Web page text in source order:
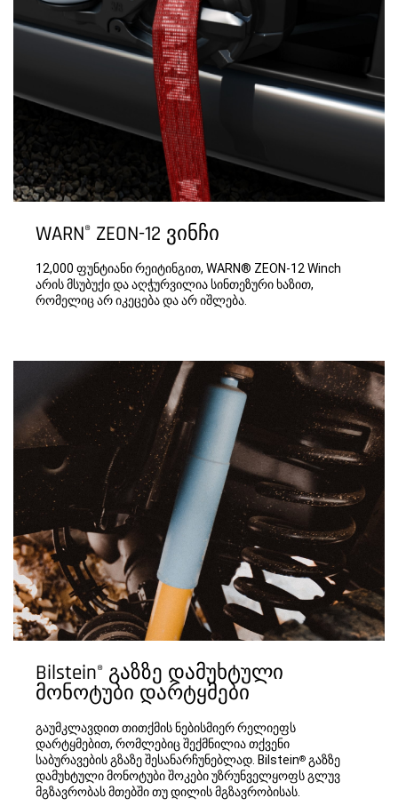
WARN® ZEON-12 ვინჩი
12,000 ფუნტიანი რეიტინგით, WARN® ZEON-12 Winch
არის მსუბუქი და აღჭურვილია სინთეზური ხაზით,
რომელიც არ იკეცება და არ იშლება.
Bilstein® გაზზე დამუხტული
მონოტუბი დარტყმები
გაუმკლავდით თითქმის ნებისმიერ რელიეფს
დარტყმებით, რომლებიც შექმნილია თქვენი
საბურავების გზაზე შესანარჩუნებლად. Bilstein® გაზზე
დამუხტული მონოტუბი შოკები უზრუნველყოფს გლუვ
მგზავრობას მთებში თუ დილის მგზავრობისას.